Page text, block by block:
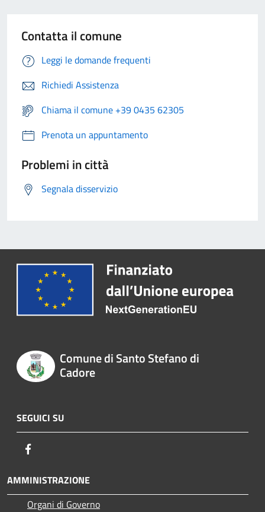
Contatta il comune
Leggi le domande frequenti
Richiedi Assistenza
Chiama il comune +39 0435 62305
Prenota un appuntamento
Problemi in città
Segnala disservizio
Comune di Santo Stefano di
Cadore
SEGUICI SU
AMMINISTRAZIONE
Organi di Governo